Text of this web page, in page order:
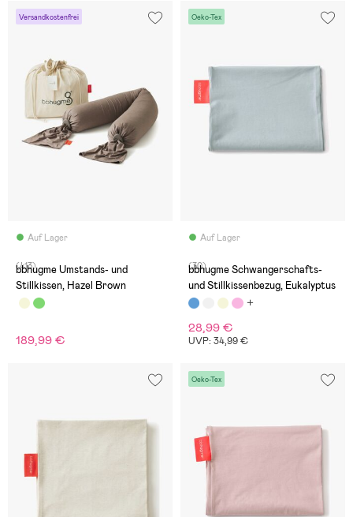
Versandkostenfrei
Auf Lager
(413)
bbhugme Umstands- und
Stillkissen, Hazel Brown
189,99 €
Oeko-Tex
Auf Lager
(30)
bbhugme Schwangerschafts-
und Stillkissenbezug, Eukalyptus
28,99 €
UVP: 34,99 €
Oeko-Tex